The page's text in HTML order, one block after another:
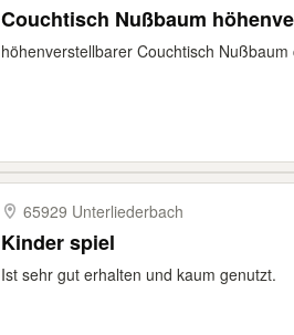
Couchtisch Nußbaum
höhenverstellbarer Couchtisch Nußbaum
65929 Unterliederbach
Kinder spiel
Ist sehr gut erhalten und kaum genutzt.